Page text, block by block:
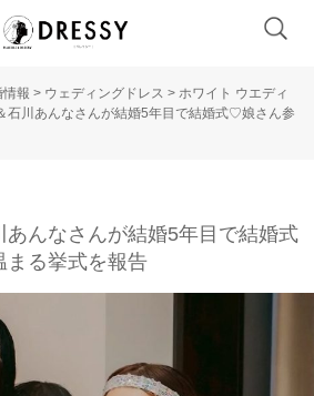
情報 > ウェディングドレス > ホワイト ウエディ
石川あんなさんが結婚5年目で結婚式♡娘さん参
あんなさんが結婚5年目で結婚式
る挙式を報告